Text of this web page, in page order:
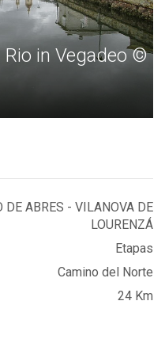
in Vegadeo ©
DE ABRES - VILANOVA DE
LOURENZÁ
Etapas
Camino del Norte
24 Km